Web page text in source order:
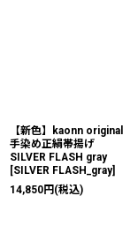
【新色】kaonn original
手染め正絹帯揚げ
SILVER FLASH gray
[SILVER FLASH_gray]
14,850円 (税込)